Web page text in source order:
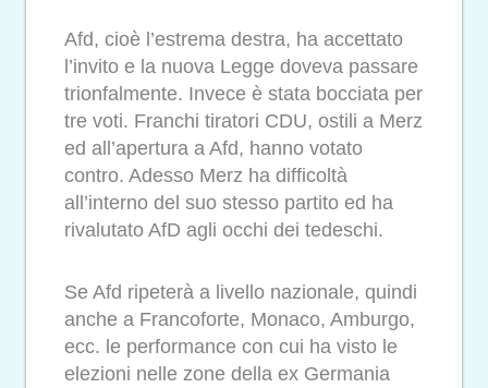
Afd, cioè l’estrema destra, ha accettato
l’invito e la nuova Legge doveva passare
trionfalmente. Invece è stata bocciata per
tre voti. Franchi tiratori CDU, ostili a Merz
ed all’apertura a Afd, hanno votato
contro. Adesso Merz ha difficoltà
all’interno del suo stesso partito ed ha
rivalutato AfD agli occhi dei tedeschi.
Se Afd ripeterà a livello nazionale, quindi
anche a Francoforte, Monaco, Amburgo,
ecc. le performance con cui ha visto le
elezioni nelle zone della ex Germania